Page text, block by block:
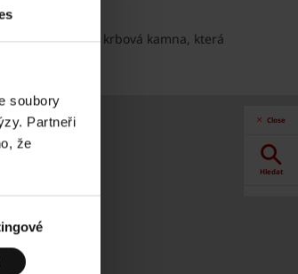
soubory
Partneři
že
přebírají krbová kamna, která
Close
Hledat